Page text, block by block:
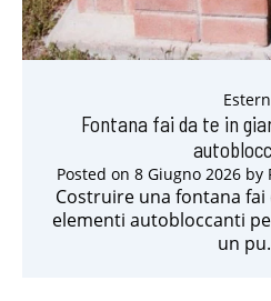
Fontana fai da te in
Posted on 8 Giugno 2026 by
Costruire una fontana
elementi autobloccanti
un